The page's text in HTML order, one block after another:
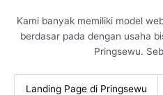
Kami banyak memiliki model
berdasar pada dengan usaha
Pringsewu.
Landing Page di Pringsewu